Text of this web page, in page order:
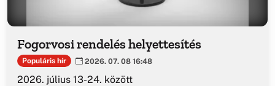
Fogorvosi rendelés helyettesítés
Populáris hír 2026. 07. 08 16:48
2026. július 13-24. között